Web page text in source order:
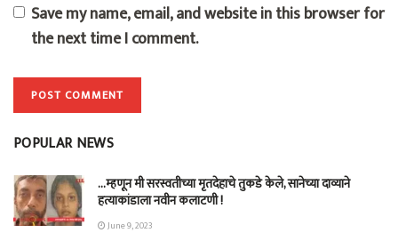
Save my name, email, and website in this browser for
the next time I comment.
POPULAR NEWS
…म्हणून मी सरस्वतीच्या मृतदेहाचे तुकडे केले, सानेच्या दाव्याने
हत्याकांडाला नवीन कलाटणी !
June 9, 2023